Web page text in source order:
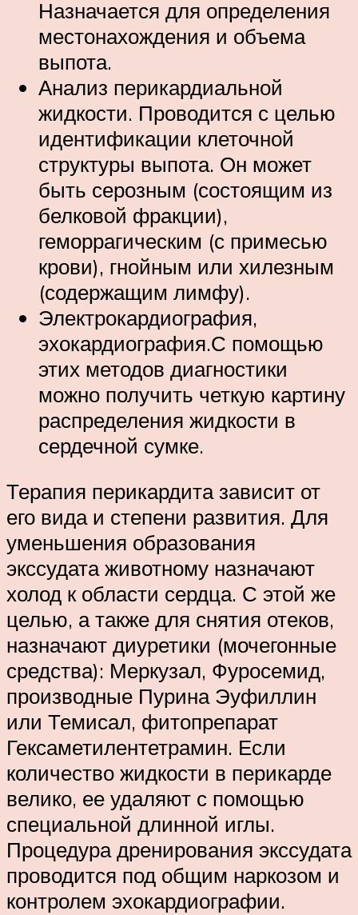
Назначается для определения
местонахождения и объема
выпота.
Анализ перикардиальной
жидкости. Проводится с целью
идентификации клеточной
структуры выпота. Он может
быть серозным (состоящим из
белковой фракции),
геморрагическим (с примесью
крови), гнойным или хилезным
(содержащим лимфу).
Электрокардиография,
эхокардиография.С помощью
этих методов диагностики
можно получить четкую картину
распределения жидкости в
сердечной сумке.
Терапия перикардита зависит от
его вида и степени развития. Для
уменьшения образования
экссудата животному назначают
холод к области сердца. С этой же
целью, а также для снятия отеков,
назначают диуретики (мочегонные
средства): Меркузал, Фуросемид,
производные Пурина Эуфиллин
или Темисал, фитопрепарат
Гексаметилентетрамин. Если
количество жидкости в перикарде
велико, ее удаляют с помощью
специальной длинной иглы.
Процедура дренирования экссудата
проводится под общим наркозом и
контролем эхокардиографии.